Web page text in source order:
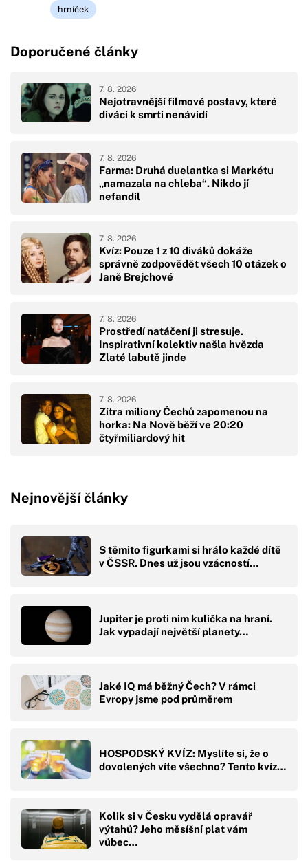
hrníček
Doporučené články
Nejotravnější filmové postavy, které
diváci k smrti nenávidí
7. 8. 2026
Farma: Druhá duelantka si Markétu
„namazala na chleba“. Nikdo jí
nefandil
7. 8. 2026
Kvíz: Pouze 1 z 10 diváků dokáže
správně zodpovědět všech 10 otázek o
Janě Brejchové
7. 8. 2026
Prostředí natáčení ji stresuje.
Inspirativní kolektiv našla hvězda
Zlaté labutě jinde
7. 8. 2026
Zítra miliony Čechů zapomenou na
horka: Na Nově běží ve 20:20
čtyřmiliardový hit
7. 8. 2026
Nejnovější články
S těmito figurkami si hrálo každé dítě
v ČSSR. Dnes už jsou vzácností…
Jupiter je proti nim kulička na hraní.
Jak vypadají největší planety…
Jaké IQ má běžný Čech? V rámci
Evropy jsme pod průměrem
HOSPODSKÝ KVÍZ: Myslíte si, že o
dovolených víte všechno? Tento kvíz…
Kolik si v Česku vydělá opravář
výtahů? Jeho měsíšní plat vám
vůbec…